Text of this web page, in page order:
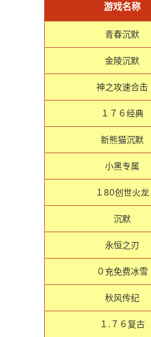
游戏名称
青春沉默
金陵沉默
神之攻速合击
１７６经典
新熊猫沉默
小黑专属
１80创世火龙
沉默
永恒之刃
０充免费冰雪
秋风传纪
１.７６复古